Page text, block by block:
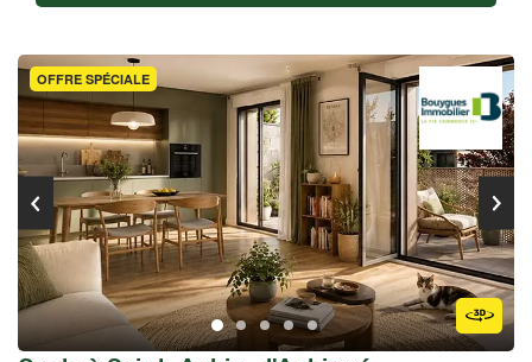
OFFRE SPÉCIALE